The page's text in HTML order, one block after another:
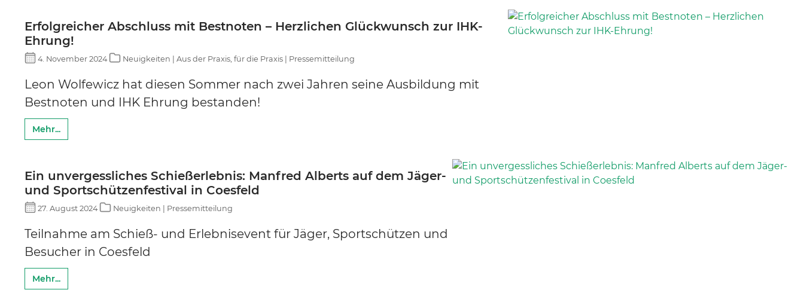
Erfolgreicher Abschluss mit Bestnoten – Herzlichen Glückwunsch zur IHK-
Ehrung!
4. November 2024 Neuigkeiten | Aus der Praxis, für die Praxis | Pressemitteilung
Leon Wolfewicz hat diesen Sommer nach zwei Jahren seine Ausbildung mit
Bestnoten und IHK Ehrung bestanden!
Mehr...
Ein unvergessliches Schießerlebnis: Manfred Alberts auf dem Jäger-
und Sportschützenfestival in Coesfeld
27. August 2024 Neuigkeiten | Pressemitteilung
Teilnahme am Schieß- und Erlebnisevent für Jäger, Sportschützen und
Besucher in Coesfeld
Mehr...